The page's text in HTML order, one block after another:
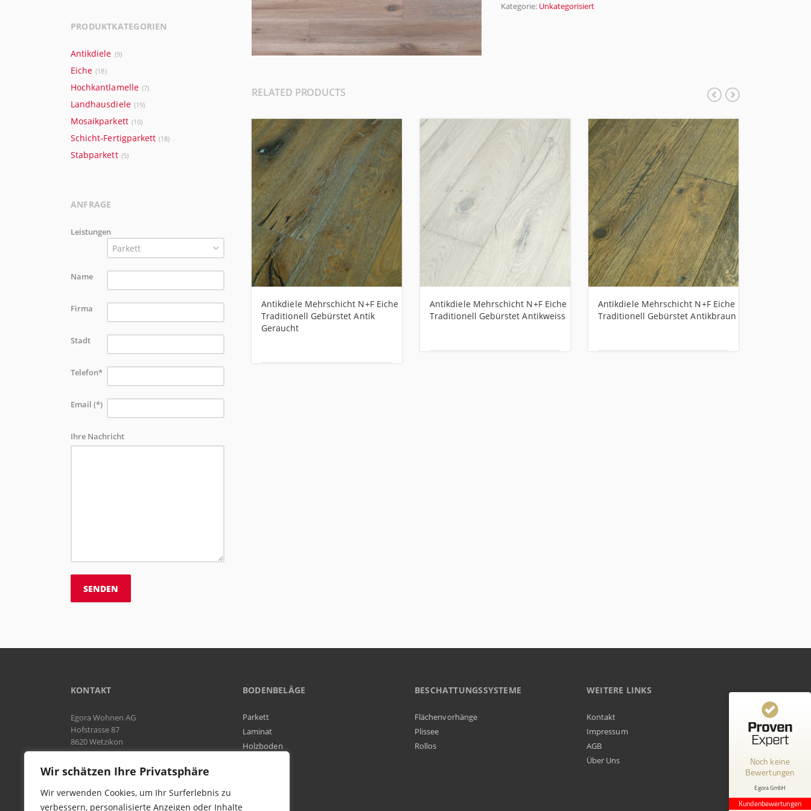
Wir schätzen Ihre Privatsphäre
Wir verwenden Cookies, um Ihr Surferlebnis zu
verbessern, personalisierte Anzeigen oder Inhalte
Kategorie: Unkategorisiert
RELATED PRODUCTS
Antikdiele Mehrschicht N+F Eiche
Traditionell Gebürstet Antik
Geraucht
Antikdiele Mehrschicht N+F Eiche
Traditionell Gebürstet Antikweiss
Antikdiele Mehrschicht N+F Eiche
Traditionell Gebürstet Antikbraun
PRODUKTKATEGORIEN
Antikdiele (9)
Eiche (18)
Hochkantlamelle (7)
Landhausdiele (19)
Mosaikparkett (10)
Schicht-Fertigparkett (18)
Stabparkett (5)
ANFRAGE
Leistungen
Parkett
Name
Firma
Stadt
Telefon*
Email (*)
Ihre Nachricht
KONTAKT
Egora Wohnen AG
Hofstrasse 87
8620 Wetzikon
Natel:
076 566 38 92
Tel:044 954 25 61
Mail:info@egora-bodenbelaege.ch
BODENBELÄGE
Parkett
Laminat
Holzboden
BESCHATTUNGSSYSTEME
Flächenvorhänge
Plissee
Rollos
WEITERE LINKS
Kontakt
Impressum
AGB
Über Uns
Noch keine
Bewertungen
Egora GmbH
Kundenbewertungen
Kundenbewertungen und Erfahrungen zu
Erfahren Sie mehr über dieses Bewertungssiegel